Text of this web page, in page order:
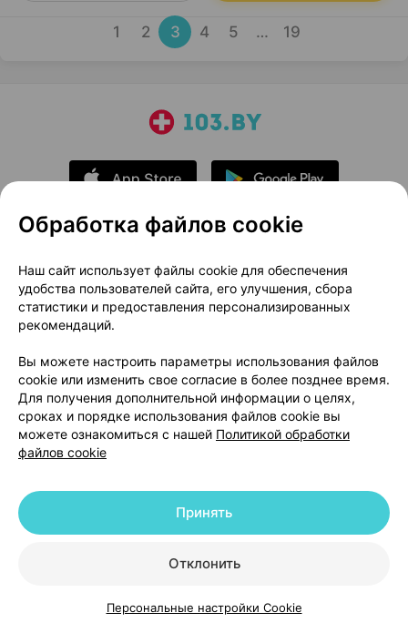
КаталогКорзинаИзбранноеПрофиль
1 2 3 4 5 … 19
О проекте
Новости проекта
Размещение рекламы
Медицинский маркетинг
Публичный договор
Доставка
Способы оплаты
Вакансии
Партнеры
Написать руководителю 103.by
Написать в поддержку
Персональные настройки Cookie
© 2026 ООО «Артокс Лаб», УНП 191700409 | 220012, Республика Беларусь,
+375 291212755
Обработка файлов cookie
Наш сайт использует файлы cookie для обеспечения
удобства пользователей сайта, его улучшения, сбора
статистики и предоставления персонализированных
рекомендаций.
Вы можете настроить параметры использования файлов
cookie или изменить свое согласие в более позднее время.
Для получения дополнительной информации о целях,
сроках и порядке использования файлов cookie вы
можете ознакомиться с нашей Политикой обработки
файлов cookie
Отклонить
Принять
Персональные настройки Cookie